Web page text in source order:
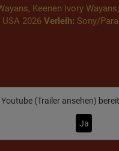
Keenen Ivory
USA 2026 Verleih: Sony/
Youtube (Trailer ansehen)
Ja